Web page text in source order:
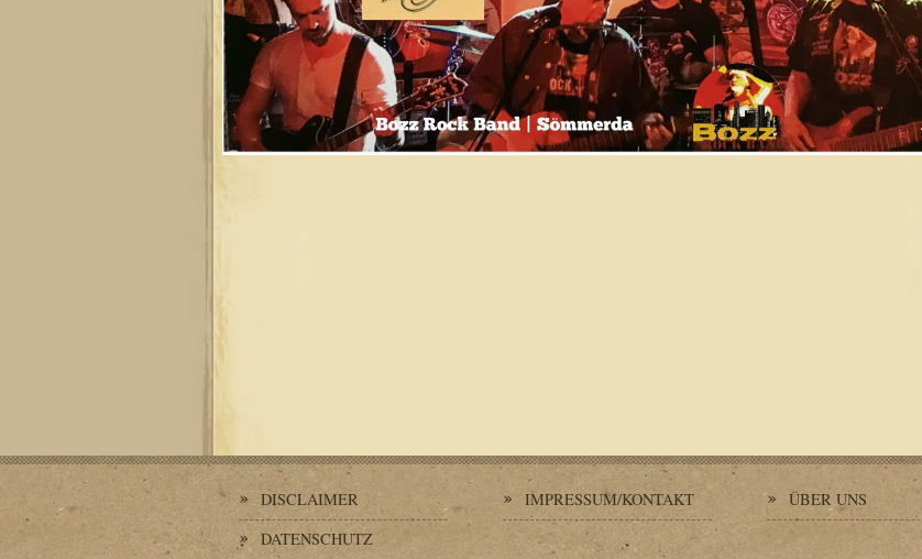
DISCLAIMER
DATENSCHUTZ
IMPRESSUM/KONTAKT ÜBER UNS